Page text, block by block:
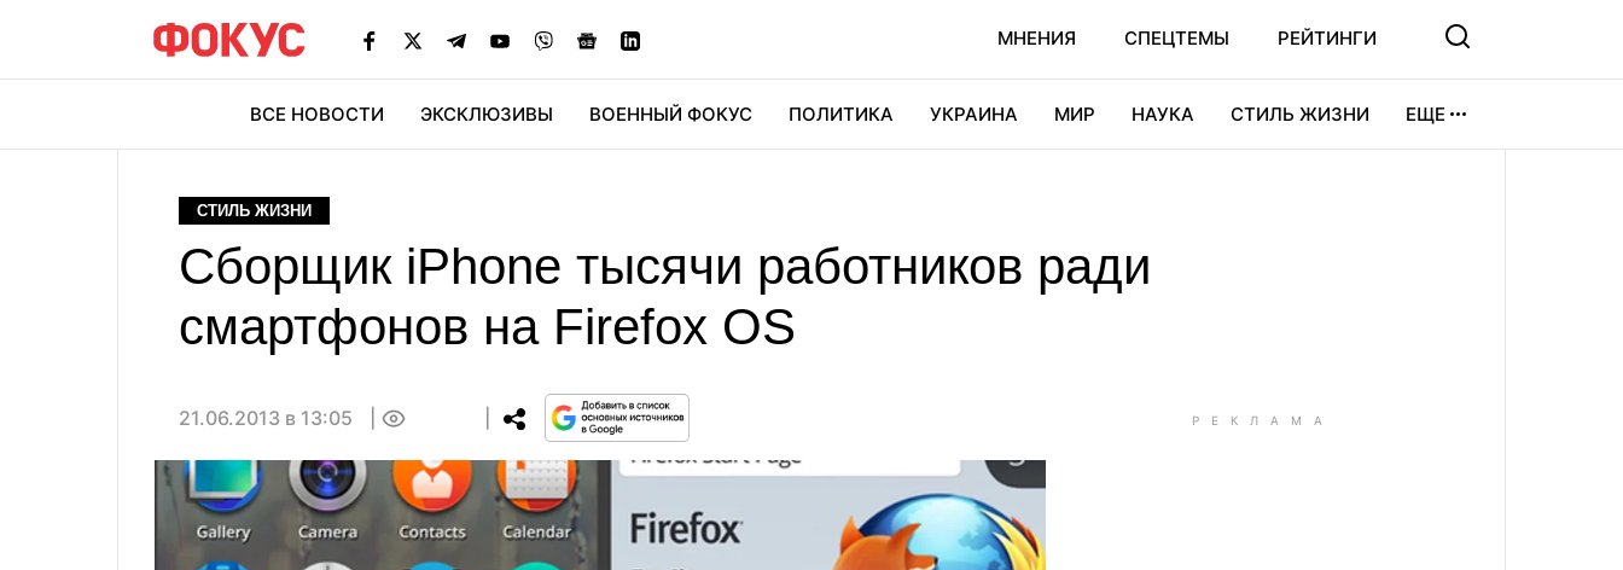
МНЕНИЯ СПЕЦТЕМЫ РЕЙТИНГИ
ВСЕ НОВОСТИ ЭКСКЛЮЗИВЫ ВОЕННЫЙ ФОКУС ПОЛИТИКА УКРАИНА МИР НАУКА СТИЛЬ ЖИЗНИ ЕЩЕ
СТИЛЬ ЖИЗНИ
Сборщик iPhone тысячи работников ради
смартфонов на Firefox OS
21.06.2013 в 13:05